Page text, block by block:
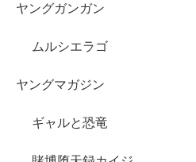
ヤングガンガン
ムルシエラゴ
ヤングマガジン
ギャルと恐竜